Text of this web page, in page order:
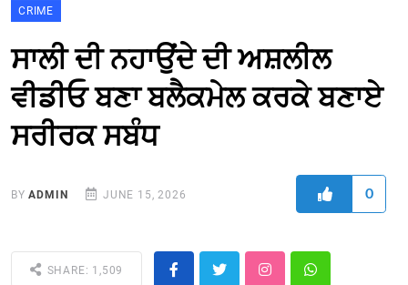
CRIME
ਸਾਲੀ ਦੀ ਨਹਾਉਂਦੇ ਦੀ ਅਸ਼ਲੀਲ
ਵੀਡੀਓ ਬਣਾ ਬਲੈਕਮੇਲ ਕਰਕੇ ਬਣਾਏ
ਸਰੀਰਕ ਸਬੰਧ
BYADMIN JUNE 15, 2026 0
SHARE: 1,509